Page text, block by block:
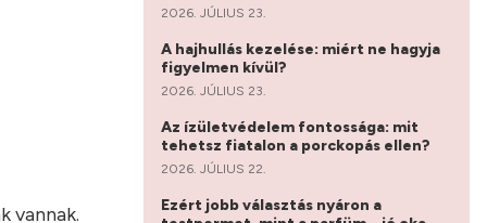
vannak.
2026. JÚLIUS 23.
A hajhullás kezelése: miért ne hagyja
figyelmen kívül?
2026. JÚLIUS 23.
Az ízületvédelem fontossága: mit
tehetsz fiatalon a porckopás ellen?
2026. JÚLIUS 22.
Ezért jobb választás nyáron a